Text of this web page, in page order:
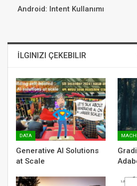
Android: Intent Kullanımı
İLGINIZI ÇEKEBILIR
DATA
Generative AI Solutions
at Scale